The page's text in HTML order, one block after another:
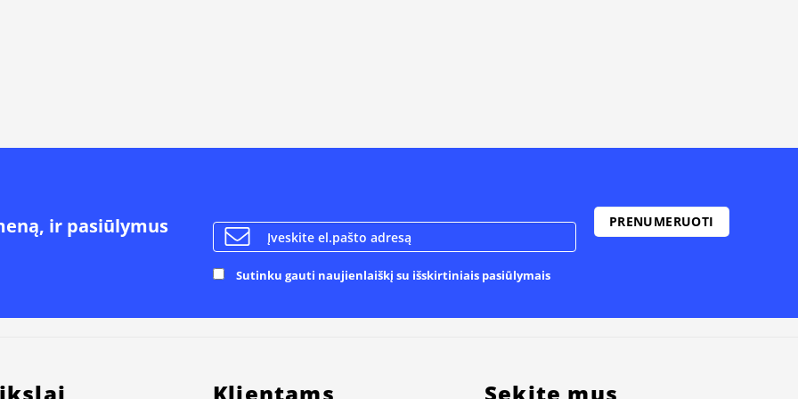
ir pasiūlymus
Sutinku gauti naujienlaiškį su išskirtiniais pasiūlymais
Klientams Sekite mus